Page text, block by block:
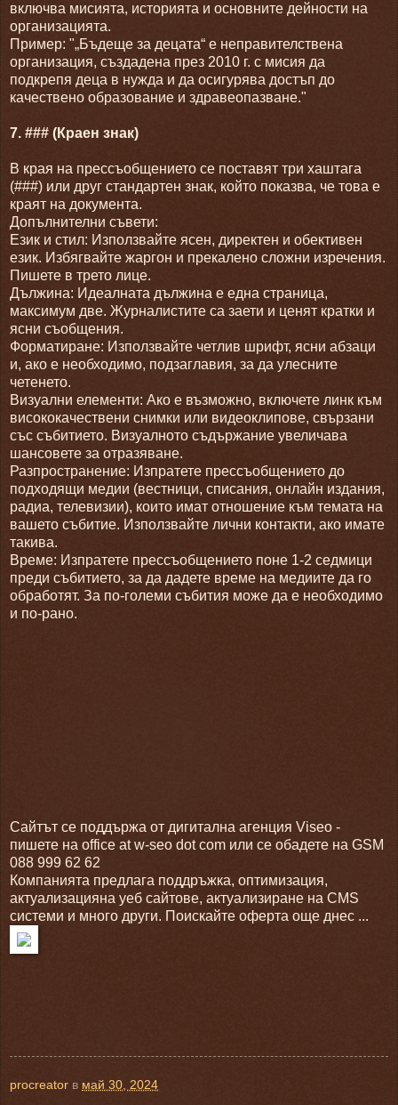
включва мисията, историята и основните дейности на
организацията.
Пример: "„Бъдеще за децата“ е неправителствена
организация, създадена през 2010 г. с мисия да
подкрепя деца в нужда и да осигурява достъп до
качествено образование и здравеопазване."
7. ### (Краен знак)
В края на прессъобщението се поставят три хаштага
(###) или друг стандартен знак, който показва, че това е
краят на документа.
Допълнителни съвети:
Език и стил: Използвайте ясен, директен и обективен
език. Избягвайте жаргон и прекалено сложни изречения.
Пишете в трето лице.
Дължина: Идеалната дължина е една страница,
максимум две. Журналистите са заети и ценят кратки и
ясни съобщения.
Форматиране: Използвайте четлив шрифт, ясни абзаци
и, ако е необходимо, подзаглавия, за да улесните
четенето.
Визуални елементи: Ако е възможно, включете линк към
висококачествени снимки или видеоклипове, свързани
със събитието. Визуалното съдържание увеличава
шансовете за отразяване.
Разпространение: Изпратете прессъобщението до
подходящи медии (вестници, списания, онлайн издания,
радиа, телевизии), които имат отношение към темата на
вашето събитие. Използвайте лични контакти, ако имате
такива.
Време: Изпратете прессъобщението поне 1-2 седмици
преди събитието, за да дадете време на медиите да го
обработят. За по-големи събития може да е необходимо
и по-рано.
Сайтът се поддържа от дигитална агенция Viseo -
пишете на office at w-seo dot com или се обадете на GSM
088 999 62 62
Компанията предлага поддръжка, оптимизация,
актуализацияна уеб сайтове, актуализиране на CMS
системи и много други. Поискайте оферта още днес ...
procreator в май 30, 2024